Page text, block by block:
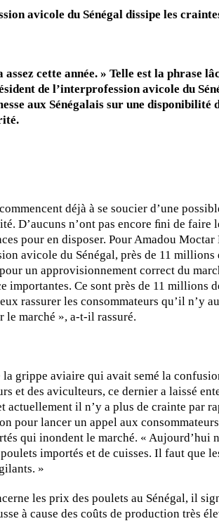
avicole du Sénégal dissipe les
assez cette année. » Telle est la phrase
de l’interprofession avicole du
aux Sénégalais sur une disponibilité
déjà à se soucier d’une
D’aucuns n’ont pas encore ﬁni de faire
pour en disposer. Pour Amadou
avicole du Sénégal, près de 11 millions
un approvisionnement correct du
importantes. Ce sont près de 11 millions
rassurer les consommateurs qu’il n’y
le marché », a-t-il rassuré.
la grippe aviaire qui avait semé la
et des aviculteurs, ce dernier a laissé
actuellement il n’y a plus de crainte par
pour lancer un appel aux
qui inondent le marché. « Aujourd’hui
importés et de cuisses. Il faut que
»
les prix des poulets au Sénégal, il
à cause des coûts de production très